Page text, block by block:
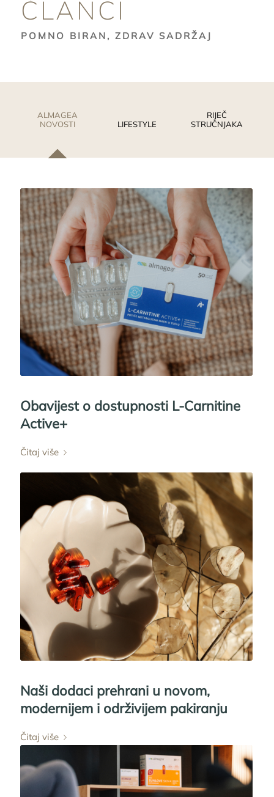
ČLANCI
POMNO BIRAN, ZDRAV SADRŽAJ
ALMAGEA
NOVOSTI
LIFESTYLE
RIJEČ
STRUČNJAKA
Obavijest o dostupnosti L-Carnitine
Active+
Čitaj više
Naši dodaci prehrani u novom,
modernijem i održivijem pakiranju
Čitaj više